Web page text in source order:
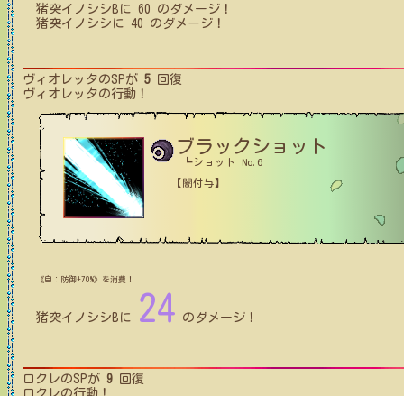
猪突イノシシB に 60 のダメージ！
猪突イノシシ に 40 のダメージ！
ヴィオレッタのSPが 5 回復
ヴィオレッタの行動！
ブラックショット
┗ショット No.6
【闇付与】
《自：防御+70%》を消費！
猪突イノシシB に 24 のダメージ！
ロクレのSPが 9 回復
ロクレの行動！